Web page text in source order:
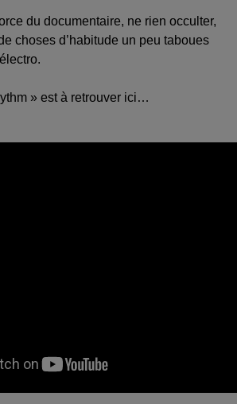
du documentaire, ne rien occulter,
choses d’habitude un peu taboues
» est à retrouver ici…